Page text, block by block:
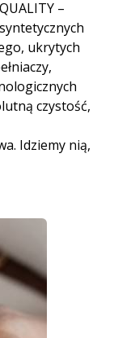
–
ukrytych
czystość,
Idziemy nią,